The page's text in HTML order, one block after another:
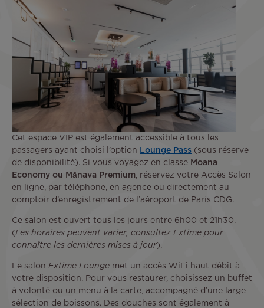
Cet espace VIP est également accessible à tous les
passagers ayant choisi l’option
Lounge Pass (sous réserve
de disponibilité). Si vous voyagez en classe Moana
Economy ou Mānava Premium, réservez votre Accès Salon
en ligne, par téléphone, en agence ou directement au
comptoir d’enregistrement de l’aéroport de Paris CDG.
Ce salon est ouvert tous les jours entre 6h00 et 21h30.
(Les horaires peuvent varier, consultez Extime pour
connaître les dernières mises à jour).
Le salon Extime Lounge met un accès WiFi haut débit à
votre disposition. Pour vous restaurer, choisissez un buffet
à volonté ou un menu à la carte, accompagné d’une large
sélection de boissons. Des douches sont également à